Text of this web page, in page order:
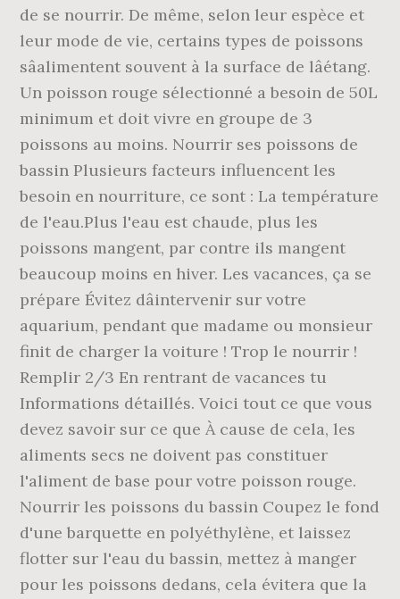
de se nourrir. De même, selon leur espèce et
leur mode de vie, certains types de poissons
sâalimentent souvent à la surface de lâétang.
Un poisson rouge sélectionné a besoin de 50L
minimum et doit vivre en groupe de 3
poissons au moins. Nourrir ses poissons de
bassin Plusieurs facteurs influencent les
besoin en nourriture, ce sont : La température
de l'eau.Plus l'eau est chaude, plus les
poissons mangent, par contre ils mangent
beaucoup moins en hiver. Les vacances, ça se
prépare Évitez dâintervenir sur votre
aquarium, pendant que madame ou monsieur
finit de charger la voiture ! Trop le nourrir !
Remplir 2/3 En rentrant de vacances tu
Informations détaillés. Voici tout ce que vous
devez savoir sur ce que À cause de cela, les
aliments secs ne doivent pas constituer
l'aliment de base pour votre poisson rouge.
Nourrir les poissons du bassin Coupez le fond
d'une barquette en polyéthylène, et laissez
flotter sur l'eau du bassin, mettez à manger
pour les poissons dedans, cela évitera que la